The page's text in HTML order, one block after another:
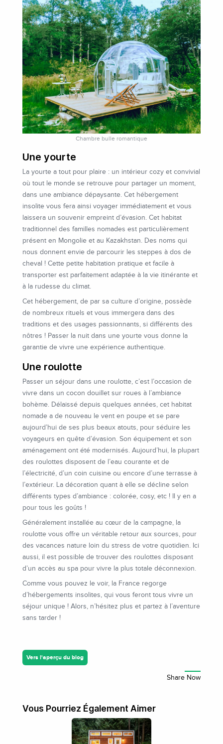
Chambre bulle romantique
Une yourte
La yourte a tout pour plaire : un intérieur cozy et convivial
où tout le monde se retrouve pour partager un moment,
dans une ambiance dépaysante. Cet hébergement
insolite vous fera ainsi voyager immédiatement et vous
laissera un souvenir empreint d’évasion. Cet habitat
traditionnel des familles nomades est particulièrement
présent en Mongolie et au Kazakhstan. Des noms qui
nous donnent envie de parcourir les steppes à dos de
cheval ! Cette petite habitation pratique et facile à
transporter est parfaitement adaptée à la vie itinérante et
à la rudesse du climat.
Cet hébergement, de par sa culture d’origine, possède
de nombreux rituels et vous immergera dans des
traditions et des usages passionnants, si différents des
nôtres ! Passer la nuit dans une yourte vous donne la
garantie de vivre une expérience authentique.
Une roulotte
Passer un séjour dans une roulotte, c’est l’occasion de
vivre dans un cocon douillet sur roues à l’ambiance
bohème. Délaissé depuis quelques années, cet habitat
nomade a de nouveau le vent en poupe et se pare
aujourd’hui de ses plus beaux atouts, pour séduire les
voyageurs en quête d’évasion. Son équipement et son
aménagement ont été modernisés. Aujourd’hui, la plupart
des roulottes disposent de l’eau courante et de
l’électricité, d’un coin cuisine ou encore d’une terrasse à
l’extérieur. La décoration quant à elle se décline selon
différents types d’ambiance : colorée, cosy, etc ! Il y en a
pour tous les goûts !
Généralement installée au cœur de la campagne, la
roulotte vous offre un véritable retour aux sources, pour
des vacances nature loin du stress de votre quotidien. Ici
aussi, il est possible de trouver des roulottes disposant
d’un accès au spa pour vivre la plus totale déconnexion.
Comme vous pouvez le voir, la France regorge
d’hébergements insolites, qui vous feront tous vivre un
séjour unique ! Alors, n’hésitez plus et partez à l’aventure
sans tarder !
Vers l'aperçu du blog
Vous Pourriez Également Aimer